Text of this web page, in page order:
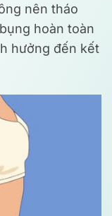
nên tháo
hoàn toàn
hưởng đến kết